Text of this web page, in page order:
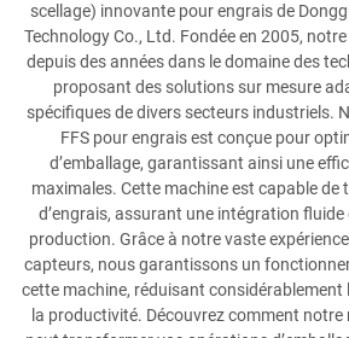
scellage) innovante pour engrais de
Technology Co., Ltd. Fondée en 2005,
depuis des années dans le domaine des
proposant des solutions sur mesure
spécifiques de divers secteurs industriels.
FFS pour engrais est conçue pour
d’emballage, garantissant ainsi une
maximales. Cette machine est capable
d’engrais, assurant une intégration
production. Grâce à notre vaste
capteurs, nous garantissons un
cette machine, réduisant considérablement
la productivité. Découvrez comment notre